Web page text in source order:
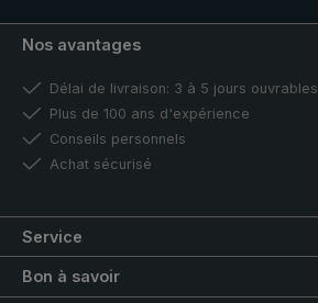
Nos avantages
Délai de livraison: 3 à 5 jours ouvrables
Plus de 100 ans d'expérience
Conseils personnels
Achat sécurisé
Service
Bon à savoir